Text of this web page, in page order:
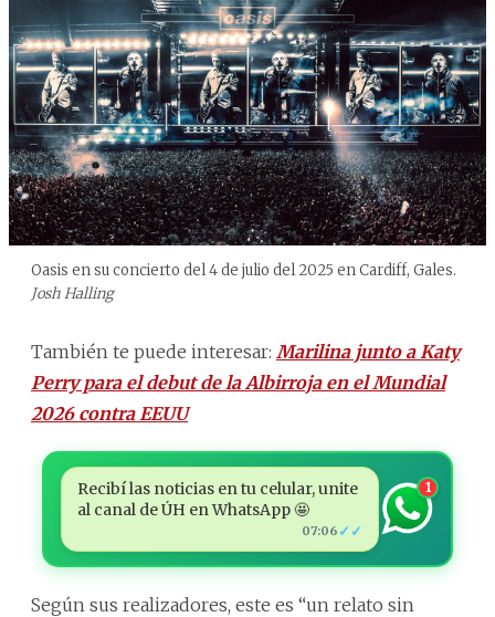
Oasis en su concierto del 4 de julio del 2025 en Cardiff, Gales.
Josh Halling
También te puede interesar: Marilina junto a Katy
Perry para el debut de la Albirroja en el Mundial
2026 contra EEUU
Recibí las noticias en tu celular, unite
al canal de ÚH en WhatsApp 🤩
07:06 ✓✓
1
Según sus realizadores, este es “un relato sin